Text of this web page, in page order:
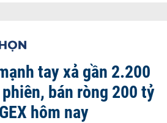
tay xả gần 2.200
bán ròng 200 tỷ
hôm nay